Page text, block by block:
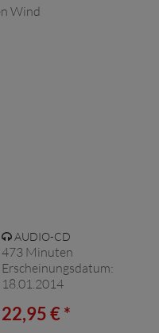
AUDIO-CD
473 Minuten
Erscheinungsdatum:
18.01.2014
22,95 € *